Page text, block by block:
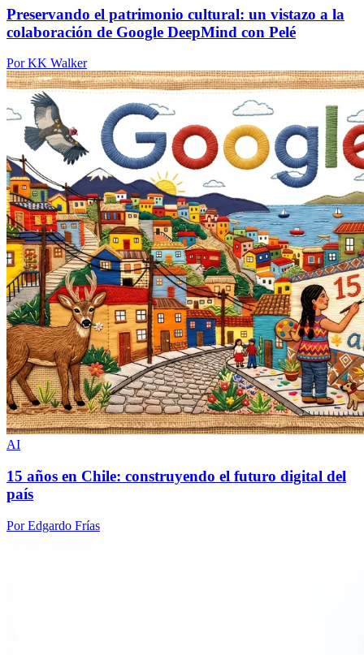
Preservando el patrimonio cultural: un vistazo a la
colaboración de Google DeepMind con Pelé
Por KK Walker
AI
15 años en Chile: construyendo el futuro digital del
país
Por Edgardo Frías